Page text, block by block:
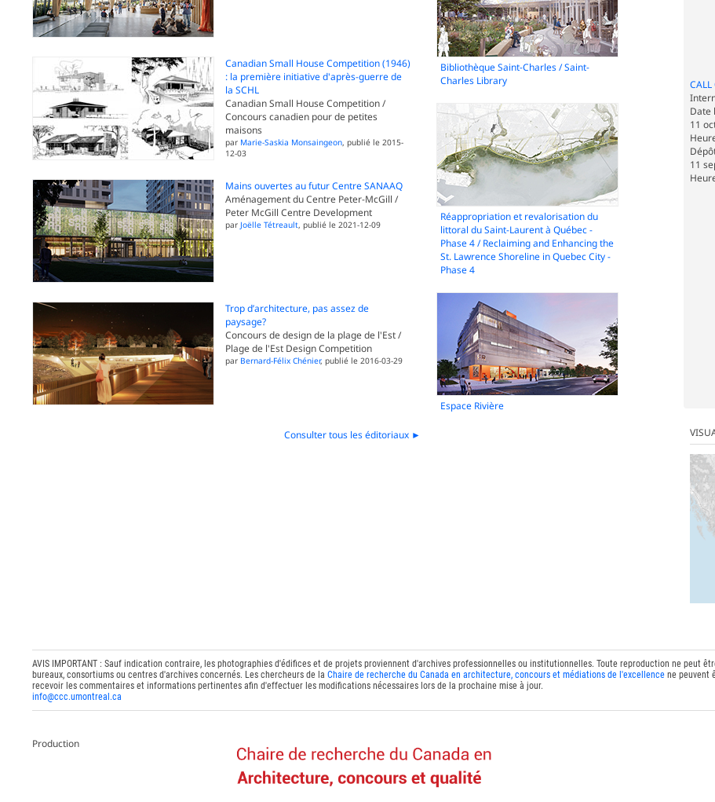
Canadian Small House Competition (1946)
: la première initiative d'après-guerre de
la SCHL
Canadian Small House Competition /
Concours canadien pour de petites
maisons
par Marie-Saskia Monsaingeon, publié le 2015-
12-03
Mains ouvertes au futur Centre SANAAQ
Aménagement du Centre Peter-McGill /
Peter McGill Centre Development
par Joëlle Tétreault, publié le 2021-12-09
Trop d’architecture, pas assez de
paysage?
Concours de design de la plage de l'Est /
Plage de l'Est Design Competition
par Bernard-Félix Chénier, publié le 2016-03-29
Consulter tous les éditoriaux ►
CALL
Date
11
11
Bibliothèque Saint-Charles / Saint-
Charles Library
Réappropriation et revalorisation du
littoral du Saint-Laurent à Québec -
Phase 4 / Reclaiming and Enhancing the
St. Lawrence Shoreline in Quebec City -
Phase 4
Espace Rivière
AVIS IMPORTANT : Sauf indication contraire, les photographies d'édifices et de projets proviennent d'archives professionnelles ou institutionnelles. Toute reproduction ne peut
bureaux, consortiums ou centres d'archives concernés. Les chercheurs de laChaire de recherche du Canada en architecture, concours et médiations de l'excellence ne peuvent
recevoir les commentaires et informations pertinentes afin d'effectuer les modifications nécessaires lors de la prochaine mise à jour.
info@ccc.umontreal.ca
Production